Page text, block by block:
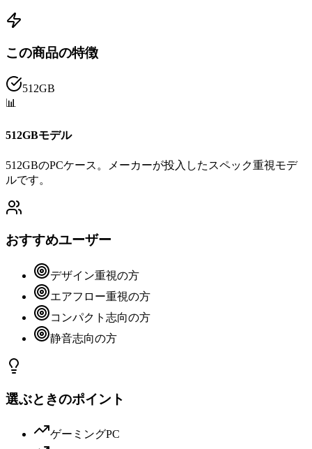
この商品の特徴
512GB
📊
512GBモデル
512GBのPCケース。メーカーが投入したスペック重視モデ
ルです。
おすすめユーザー
デザイン重視の方
エアフロー重視の方
コンパクト志向の方
静音志向の方
選ぶときのポイント
ゲーミングPC